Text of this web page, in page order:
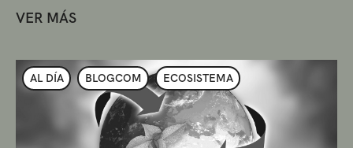
VER MÁS
AL DÍA BLOGCOM ECOSISTEMA